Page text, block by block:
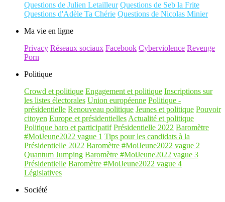
Questions de Julien Letailleur Questions de Seb la Frite
Questions d'Adèle Ta Chérie Questions de Nicolas Minier
Ma vie en ligne
Privacy Réseaux sociaux Facebook Cyberviolence Revenge
Porn
Politique
Crowd et politique Engagement et politique Inscriptions sur
les listes électorales Union européenne Politique -
présidentielle Renouveau politique Jeunes et politique Pouvoir
citoyen Europe et présidentielles Actualité et politique
Politique baro et participatif Présidentielle 2022 Baromètre
#MoiJeune2022 vague 1 Tips pour les candidats à la
Présidentielle 2022 Baromètre #MoiJeune2022 vague 2
Quantum Jumping Baromètre #MoiJeune2022 vague 3
Présidentielle Baromètre #MoiJeune2022 vague 4
Législatives
Société